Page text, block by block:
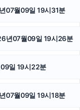
용인변호사
혼전문변호사
동차담보대출
07월09일 19시31분
년07월09일 19시26분
일 19시22분
07월09일 19시18분